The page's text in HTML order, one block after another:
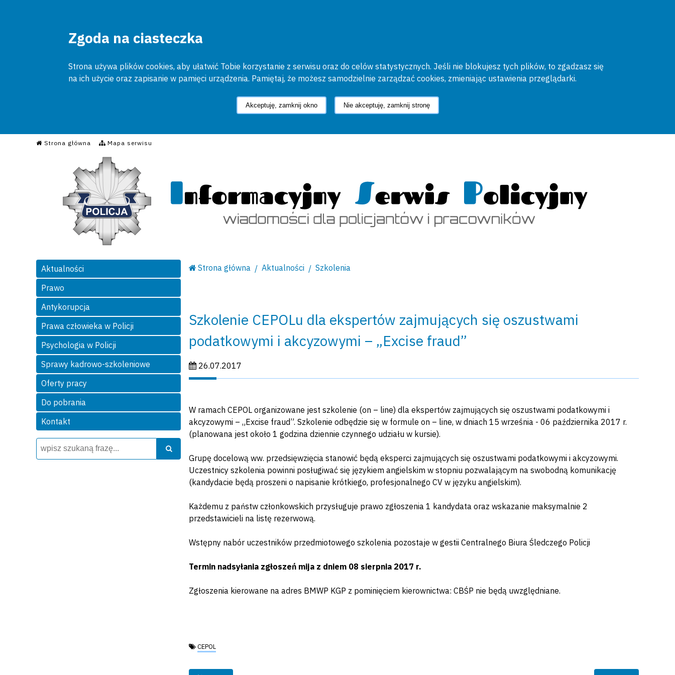
Zgoda na ciasteczka
Strona używa plików cookies, aby ułatwić Tobie korzystanie z serwisu oraz do celów statystycznych. Jeśli nie blokujesz tych plików, to zgadzasz się
na ich użycie oraz zapisanie w pamięci urządzenia. Pamiętaj, że możesz samodzielnie zarządzać cookies, zmieniając ustawienia przeglądarki.
Akceptuję, zamknij okno Nie akceptuję, zamknij stronę
Strona główna Mapa serwisu
Informacyjny Serwis Policyjny
Aktualności
Prawo
Antykorupcja
Prawa człowieka w Policji
Psychologia w Policji
Sprawy kadrowo-szkoleniowe
Oferty pracy
Do pobrania
Kontakt
Wyszukiwarka
Szukaj
Strona główna Aktualności Szkolenia
Szkolenie CEPOLu dla ekspertów zajmujących się oszustwami
podatkowymi i akcyzowymi – „Excise fraud”
Data publikacji:
26.07.2017
W ramach CEPOL organizowane jest szkolenie (on – line) dla ekspertów zajmujących się oszustwami podatkowymi i
akcyzowymi – „Excise fraud”. Szkolenie odbędzie się w formule on – line, w dniach 15 września - 06 października 2017 r.
(planowana jest około 1 godzina dziennie czynnego udziału w kursie).
Grupę docelową ww. przedsięwzięcia stanowić będą eksperci zajmujących się oszustwami podatkowymi i akcyzowymi.
Uczestnicy szkolenia powinni posługiwać się językiem angielskim w stopniu pozwalającym na swobodną komunikację
(kandydacie będą proszeni o napisanie krótkiego, profesjonalnego CV w języku angielskim).
Każdemu z państw członkowskich przysługuje prawo zgłoszenia 1 kandydata oraz wskazanie maksymalnie 2
przedstawicieli na listę rezerwową.
Wstępny nabór uczestników przedmiotowego szkolenia pozostaje w gestii Centralnego Biura Śledczego Policji
Termin nadsyłania zgłoszeń mija z dniem 08 sierpnia 2017 r.
Zgłoszenia kierowane na adres BMWP KGP z pominięciem kierownictwa: CBŚP nie będą uwzględniane.
Tagi:
CEPOL